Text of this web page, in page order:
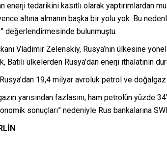
enerji tedarikini kasıtlı olarak yaptırımlardan
altına almanın başka bir yolu yok. Bu
değerlendirmesinde bulunmuştu.
Vladimir Zelenskiy, Rusya’nın ülkesine
Batılı ülkelerden Rusya’dan enerji ithalatının
19,4 milyar avroluk petrol ve
yarısından fazlasını, ham petrolün yüzde
sonuçları” nedeniyle Rus bankalarına